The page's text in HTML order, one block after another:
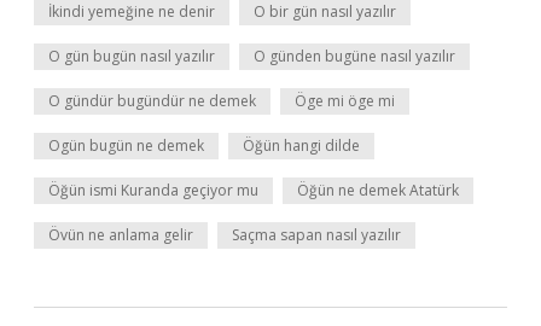
İkindi yemeğine ne denir O bir gün nasıl yazılır
O gün bugün nasıl yazılır O günden bugüne nasıl yazılır
O gündür bugündür ne demek Öge mi öge mi
Ogün bugün ne demek Öğün hangi dilde
Öğün ismi Kuranda geçiyor mu Öğün ne demek Atatürk
Övün ne anlama gelir Saçma sapan nasıl yazılır